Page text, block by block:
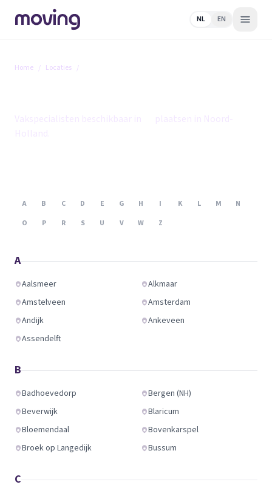
NL EN
Home / Locaties /
A B C D E G H I K L M
N
O
P R S U V W Z
A
Aalsmeer
Alkmaar
Amstelveen
Amsterdam
Andijk
Ankeveen
Assendelft
B
Badhoevedorp
Bergen (NH)
Beverwijk
Blaricum
Bloemendaal
Bovenkarspel
Broek op Langedijk
Bussum
C